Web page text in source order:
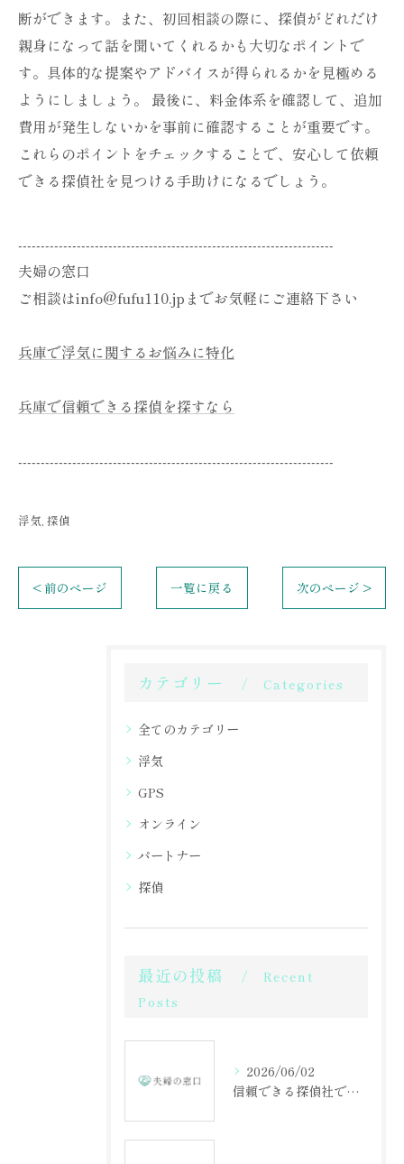
断ができます。また、初回相談の際に、探偵がどれだけ
親身になって話を聞いてくれるかも大切なポイントで
す。具体的な提案やアドバイスが得られるかを見極める
ようにしましょう。 最後に、料金体系を確認して、追加
費用が発生しないかを事前に確認することが重要です。
これらのポイントをチェックすることで、安心して依頼
できる探偵社を見つける手助けになるでしょう。
----------------------------------------------------------------------
夫婦の窓口
ご相談はinfo@fufu110.jpまでお気軽にご連絡下さい
兵庫で浮気に関するお悩みに特化
兵庫で信頼できる探偵を探すなら
----------------------------------------------------------------------
浮気 探偵
< 前のページ 一覧に戻る 次のページ >
カテゴリー Categories
全てのカテゴリー
浮気
GPS
オンライン
パートナー
探偵
最近の投稿
Recent
Posts
2026/06/02
信頼できる探偵社で不倫調査を成功させる方法